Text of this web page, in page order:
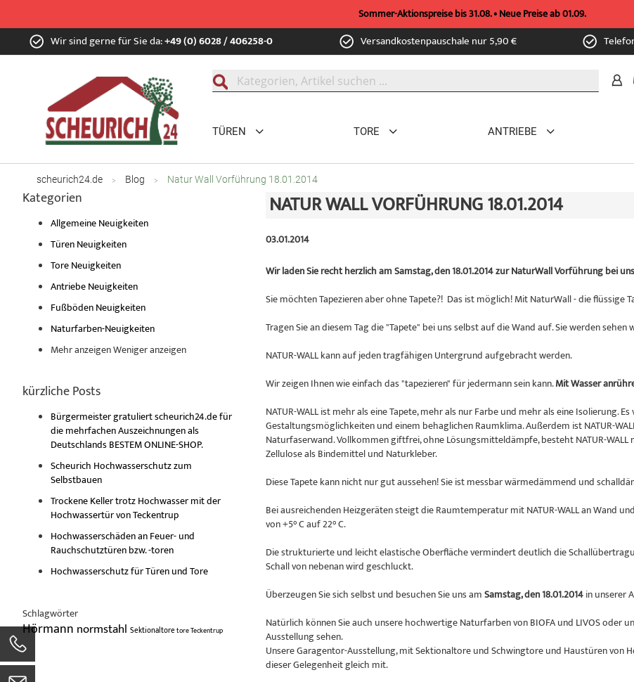
Sommer-Aktionspreise bis 31.08. • Neue Preise ab 01.09.
Zum
Inhalt Wir sind gerne für Sie da:+49 (0) 6028 / 406258-0 Versandkostenpauschale nur 5,90 €
TÜREN TORE ANTRIEBE
scheurich24.de Blog Natur Wall Vorführung 18.01.2014
NATUR WALL VORFÜHRUNG 18.01.2014
03.01.2014
Wir laden Sie recht herzlich am Samstag, den 18.01.2014 zur NaturWall Vorführung bei
Sie möchten Tapezieren aber ohne Tapete?! Das ist möglich! Mit NaturWall - die flüssige
Tragen Sie an diesem Tag die "Tapete" bei uns selbst auf die Wand auf. Sie werden
NATUR-WALL kann auf jeden tragfähigen Untergrund aufgebracht werden.
Wir zeigen Ihnen wie einfach das "tapezieren" für jedermann sein kann.Mit Wasser
NATUR-WALL ist mehr als eine Tapete, mehr als nur Farbe und mehr als eine Isolierung.
Gestaltungsmöglichkeiten und einem behaglichen Raumklima. Außerdem ist NATUR-
Naturfaserwand. Vollkommen giftfrei, ohne Lösungsmitteldämpfe, besteht NATUR-
Zellulose als Bindemittel und Naturkleber.
Diese Tapete kann nicht nur gut aussehen! Sie ist messbar wärmedämmend und
Bei ausreichenden Heizgeräten steigt die Raumtemperatur mit NATUR-WALL an Wand
von +5° C auf 22° C.
Die strukturierte und leicht elastische Oberfläche vermindert deutlich die
Schall von nebenan wird geschluckt.
Überzeugen Sie sich selbst und besuchen Sie uns amSamstag, den 18.01.2014in unserer
Natürlich können Sie auch unsere hochwertige Naturfarben von BIOFA und LIVOS oder
Ausstellung sehen.
Unsere Garagentor-Ausstellung, mit Sektionaltore und Schwingtore und Haustüren von
dieser Gelegenheit gleich mit.
Kategorien
Allgemeine Neuigkeiten
Türen Neuigkeiten
Tore Neuigkeiten
Antriebe Neuigkeiten
Fußböden Neuigkeiten
Naturfarben-Neuigkeiten
Mehr anzeigenWeniger anzeigen
kürzliche Posts
Bürgermeister gratuliert scheurich24.de für
die mehrfachen Auszeichnungen als
Deutschlands BESTEM ONLINE-SHOP.
Scheurich Hochwasserschutz zum
Selbstbauen
Trockene Keller trotz Hochwasser mit der
Hochwassertür von Teckentrup
Hochwasserschäden an Feuer- und
Rauchschutztüren bzw. -toren
Hochwasserschutz für Türen und Tore
Schlagwörter
Hörmann normstahl SektionaltoretoreTeckentrup